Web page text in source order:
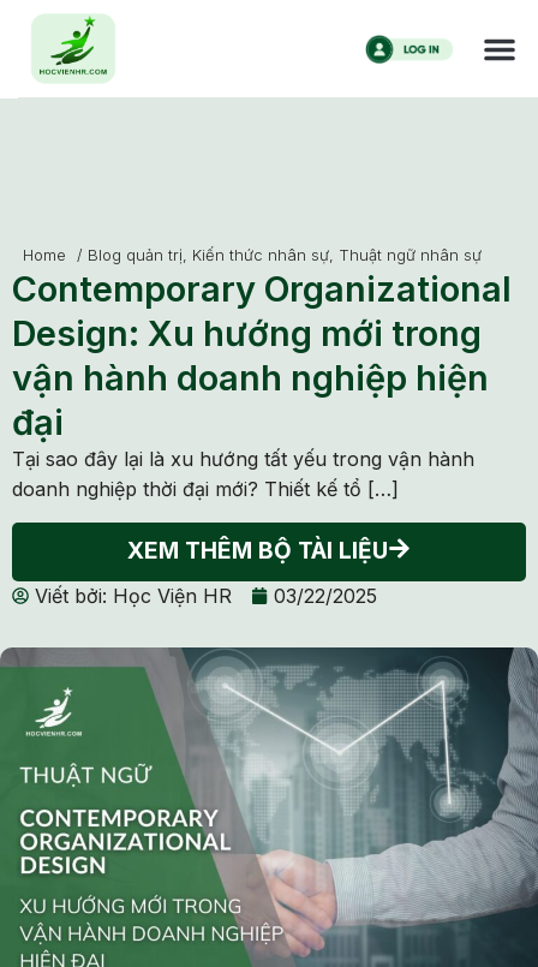
Home / Blog quản trị, Kiến thức nhân sự, Thuật ngữ nhân sự
Contemporary Organizational
Design: Xu hướng mới trong
vận hành doanh nghiệp hiện
đại
Tại sao đây lại là xu hướng tất yếu trong vận hành
doanh nghiệp thời đại mới? Thiết kế tổ […]
XEM THÊM BỘ TÀI LIỆU
Viết bởi: Học Viện HR 03/22/2025